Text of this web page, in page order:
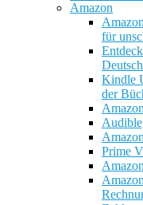
Amazon
für
Kindle
der
Prime